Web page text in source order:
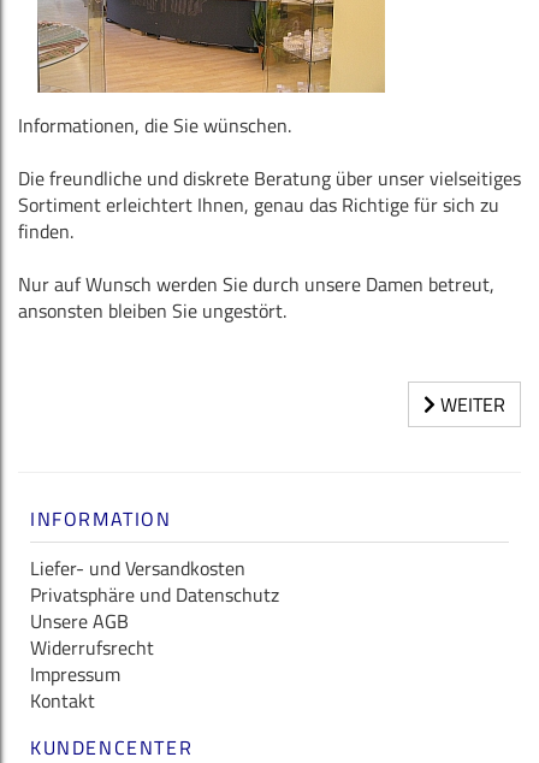
Informationen, die Sie wünschen.
Die freundliche und diskrete Beratung über unser vielseitiges
Sortiment erleichtert Ihnen, genau das Richtige für sich zu
finden.
Nur auf Wunsch werden Sie durch unsere Damen betreut,
ansonsten bleiben Sie ungestört.
WEITER
INFORMATION
Liefer- und Versandkosten
Privatsphäre und Datenschutz
Unsere AGB
Widerrufsrecht
Impressum
Kontakt
KUNDENCENTER